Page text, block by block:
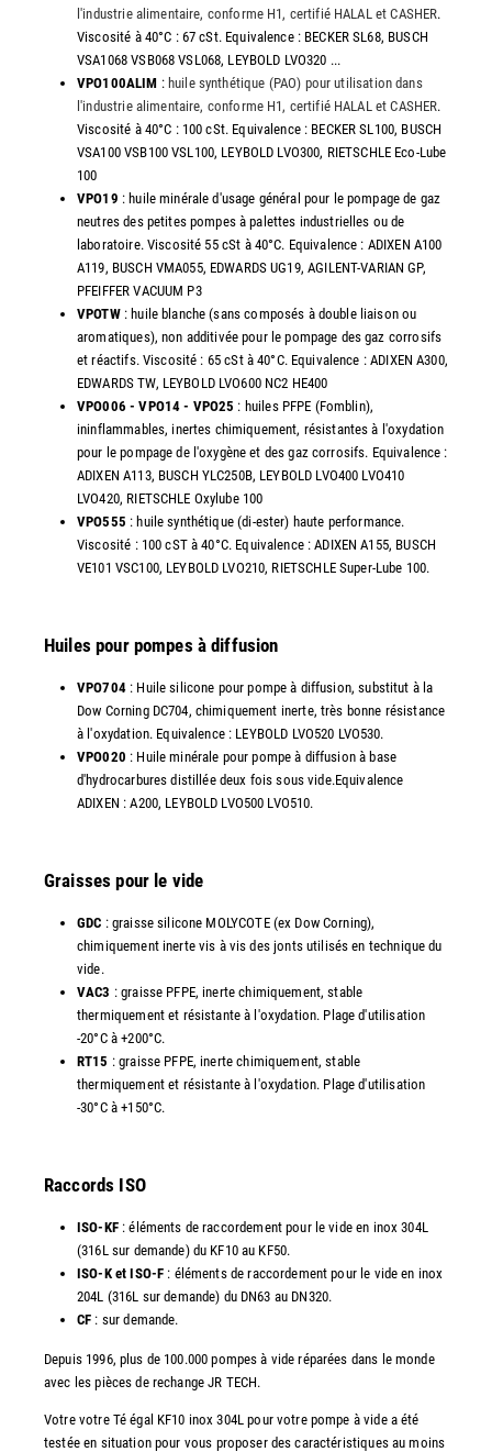
l'industrie alimentaire, conforme H1, certifié HALAL et CASHER.
Viscosité à 40°C : 67 cSt. Equivalence : BECKER SL68, BUSCH
VSA1068 VSB068 VSL068, LEYBOLD LVO320 ...
VPO100ALIM : huile synthétique (PAO) pour utilisation dans
l'industrie alimentaire, conforme H1, certifié HALAL et CASHER.
Viscosité à 40°C : 100 cSt. Equivalence : BECKER SL100, BUSCH
VSA100 VSB100 VSL100, LEYBOLD LVO300, RIETSCHLE Eco-Lube
100
VPO19 : huile minérale d'usage général pour le pompage de gaz
neutres des petites pompes à palettes industrielles ou de
laboratoire. Viscosité 55 cSt à 40°C. Equivalence : ADIXEN A100
A119, BUSCH VMA055, EDWARDS UG19, AGILENT-VARIAN GP,
PFEIFFER VACUUM P3
VPOTW: huile blanche (sans composés à double liaison ou
aromatiques), non additivée pour le pompage des gaz corrosifs
et réactifs. Viscosité : 65 cSt à 40°C. Equivalence : ADIXEN A300,
EDWARDS TW, LEYBOLD LVO600 NC2 HE400
VPO006 - VPO14 - VPO25 : huiles PFPE (Fomblin),
ininflammables, inertes chimiquement, résistantes à l'oxydation
pour le pompage de l'oxygène et des gaz corrosifs. Equivalence :
ADIXEN A113, BUSCH YLC250B, LEYBOLD LVO400 LVO410
LVO420, RIETSCHLE Oxylube 100
VPO555 : huile synthétique (di-ester) haute performance.
Viscosité : 100 cST à 40°C. Equivalence : ADIXEN A155, BUSCH
VE101 VSC100, LEYBOLD LVO210, RIETSCHLE Super-Lube 100.
Huiles pour pompes à diffusion
VPO704: Huile silicone pour pompe à diffusion, substitut à la
Dow Corning DC704, chimiquement inerte, très bonne résistance
à l'oxydation. Equivalence : LEYBOLD LVO520 LVO530.
VPO020 : Huile minérale pour pompe à diffusion à base
d'hydrocarbures distillée deux fois sous vide.Equivalence
ADIXEN : A200, LEYBOLD LVO500 LVO510.
Graisses pour le vide
GDC : graisse silicone MOLYCOTE (ex Dow Corning),
chimiquement inerte vis à vis des jonts utilisés en technique du
vide.
VAC3 : graisse PFPE, inerte chimiquement, stable
thermiquement et résistante à l'oxydation. Plage d'utilisation
-20°C à +200°C.
RT15 : graisse PFPE, inerte chimiquement, stable
thermiquement et résistante à l'oxydation. Plage d'utilisation
-30°C à +150°C.
Raccords ISO
ISO-KF: éléments de raccordement pour le vide en inox 304L
(316L sur demande) du KF10 au KF50.
ISO-K et ISO-F : éléments de raccordement pour le vide en inox
204L (316L sur demande) du DN63 au DN320.
CF : sur demande.
Depuis 1996, plus de 100.000 pompes à vide réparées dans le monde
avec les pièces de rechange JR TECH.
Votre votre Té égal KF10 inox 304L pour votre pompe à vide a été
testée en situation pour vous proposer des caractéristiques au moins